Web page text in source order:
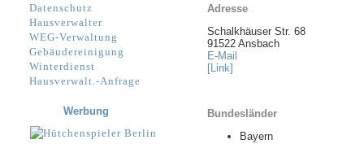
Adresse
Schalkhäuser Str. 68
91522 Ansbach
E-Mail
[Link]
Bundesländer
Bayern
Datenschutz
Hausverwalter
WEG-Verwaltung
Gebäudereinigung
Winterdienst
Hausverwalt.-Anfrage
Werbung